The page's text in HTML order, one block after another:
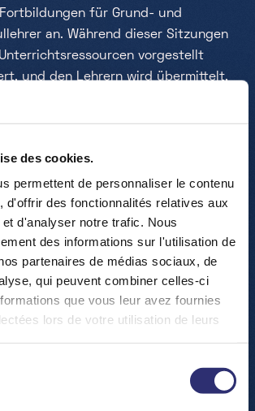
des cookies.
permettent de personnaliser le contenu
d'offrir des fonctionnalités relatives aux
d'analyser notre trafic. Nous
des informations sur l'utilisation de
partenaires de médias sociaux, de
qui peuvent combiner celles-ci
que vous leur avez fournies
lors de votre utilisation de leurs
für Grund- und
an. Während dieser Sitzungen
vorgestellt
und den Lehrern wird übermittelt,
zur Verbesserung des MINT-
und ermöglichen
den MINT-Unterricht spannend und
Alle Lehrmittel und weitere
ESERO Luxembourg finden Sie